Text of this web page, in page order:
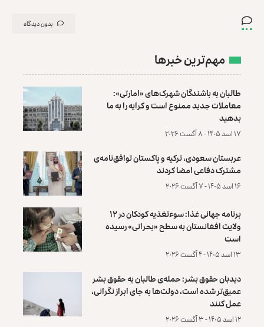
بدون دیدگاه
مهم‌ترین خبرها
طالبان به باشندگان شهرک‌های «امارتی»:
معاملات جدید ممنوع است و کرایه را به ما
بدهید
۱۷ اسد ۱۴۰۵ - ۸ آگست ۲۰۲۶
عربستان سعودی، ترکیه و پاکستان توافق‌نامه‌ی
مشترک دفاعی امضا کردند
۱۶ اسد ۱۴۰۵ - ۷ آگست ۲۰۲۶
برنامه جهانی غذا: سوءتغذیه کودکان در ۱۲
ولایت افغانستان به سطح «بحرانی» رسیده
است
۱۳ اسد ۱۴۰۵ - ۴ آگست ۲۰۲۶
دیدبان حقوق بشر: حمله‌ی طالبان به حقوق بشر
عمیق‌تر شده است، دولت‌ها به جای ابراز نگرانی،
عمل کنند
۱۲ اسد ۱۴۰۵ - ۳ آگست ۲۰۲۶